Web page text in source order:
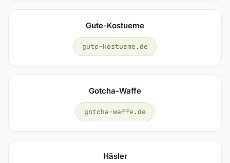
Gute-Kostueme
gute-kostueme.de
Gotcha-Waffe
gotcha-waffe.de
Häsler